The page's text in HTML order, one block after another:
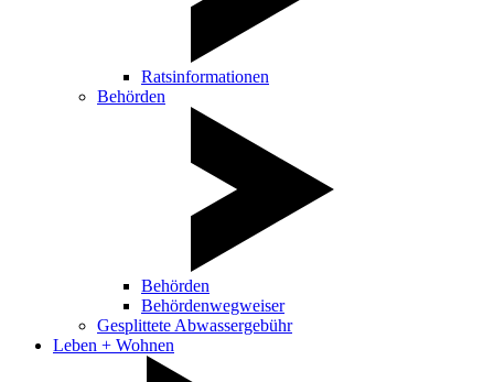
Ratsinformationen
Behörden
Behörden
Behördenwegweiser
Gesplittete Abwassergebühr
Leben + Wohnen